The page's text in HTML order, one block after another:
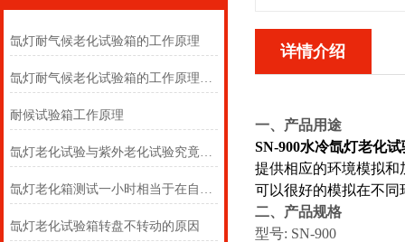
氙灯耐气候老化试验箱的工作原理
氙灯耐气候老化试验箱的工作原理及注意事项
耐候试验箱工作原理
氙灯老化试验与紫外老化试验究竟孰好？
氙灯老化箱测试一小时相当于在自然环境中多久？？？
氙灯老化试验箱转盘不转动的原因
详情介绍
一、产品用途
SN-900水冷氙灯老化试
提供相应的环境模拟
可以很好的模拟在不
二、产品规格
型号: SN-900